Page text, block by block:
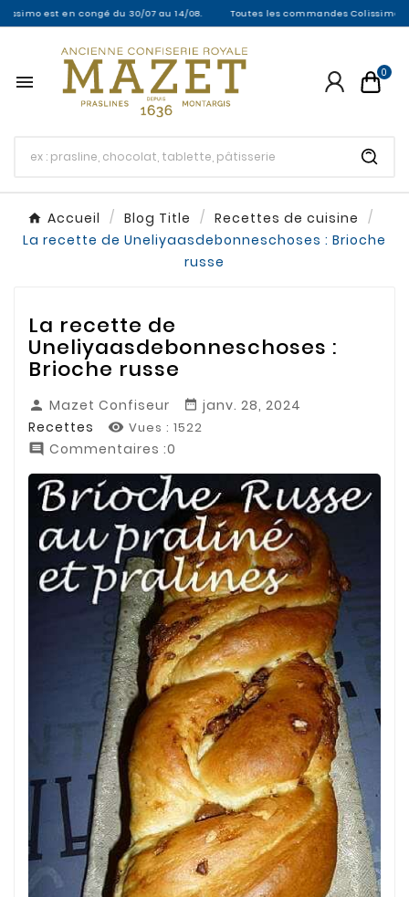
est en congé du 30/07 au 14/08. Toutes les commandes Colissimo entre
 0
Accueil Blog Title
Recettes de cuisine
La recette de Uneliyaasdebonneschoses : Brioche
russe
La recette de
Uneliyaasdebonneschoses :
Brioche russe
 Mazet Confiseur  janv. 28, 2024
Recettes
 Vues : 1522
 Commentaires :0